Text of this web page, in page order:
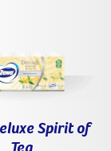
Spirit of
Tea